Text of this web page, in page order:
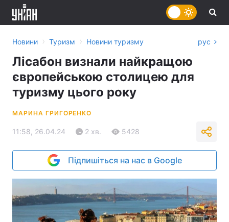
Новини › Туризм › Новини туризму рус
Лісабон визнали найкращою
європейською столицею для
туризму цього року
МАРИНА ГРИГОРЕНКО
11:58, 26.04.24 2 хв. 5428
Підпишіться на нас в Google